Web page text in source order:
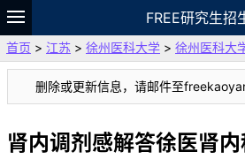
FREE研究生招
题库
故事 专题 APP
VIP
资料
首页 > 江苏 > 徐州医科大学 > 徐州医科大
删除或更新信息，请邮件至
肾内调剂感解答徐医肾